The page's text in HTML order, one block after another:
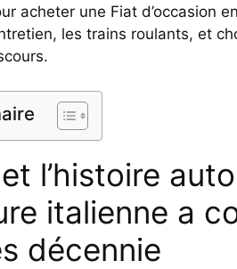
acheter une Fiat d’occasion
les trains roulants, et
l’histoire
italienne a
décennie